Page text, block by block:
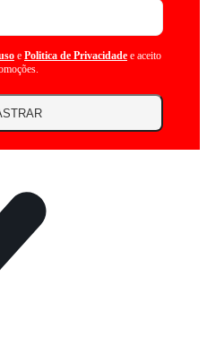
e Politica de Privacidade e aceito